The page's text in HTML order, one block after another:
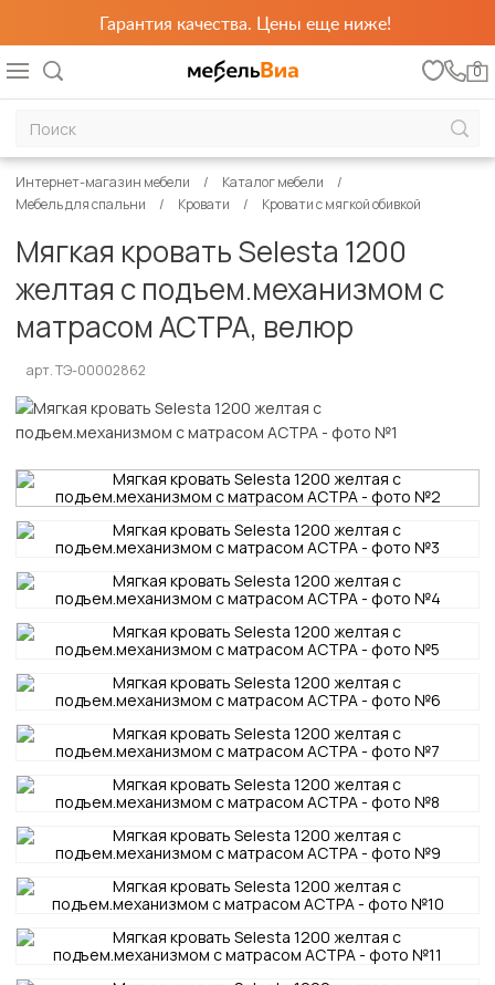
Гарантия качества. Цены еще ниже!
0
Интернет-магазин мебели
Каталог мебели
Мебель для спальни
Кровати Кровати с мягкой обивкой
Мягкая кровать Selesta 1200
желтая с подъем.механизмом с
матрасом АСТРА, велюр
арт. ТЭ-00002862